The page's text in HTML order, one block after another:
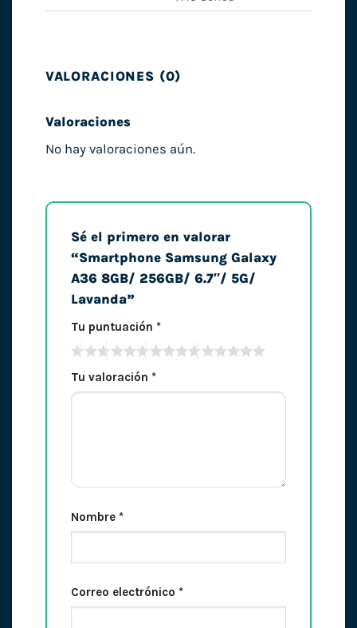
VALORACIONES (0)
Valoraciones
No hay valoraciones aún.
Sé el primero en valorar
“Smartphone Samsung Galaxy
A36 8GB/ 256GB/ 6.7″/ 5G/
Lavanda”
Tu puntuación *
Tu valoración *
Nombre *
Correo electrónico *